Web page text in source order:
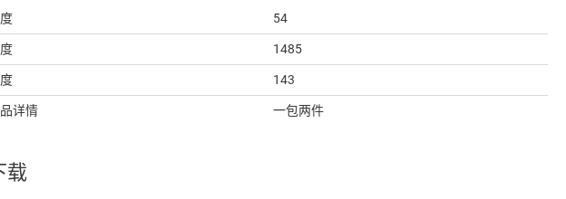
54
1485
143
详情 一包两件
载